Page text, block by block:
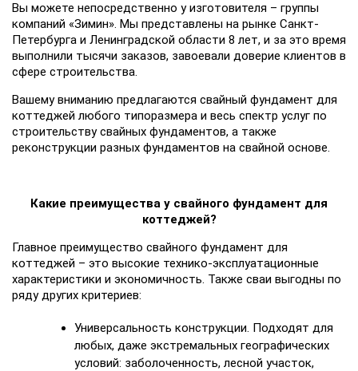
Вы можете непосредственно у изготовителя – группы
компаний «Зимин». Мы представлены на рынке Санкт-
Петербурга и Ленинградской области 8 лет, и за это время
выполнили тысячи заказов, завоевали доверие клиентов в
сфере строительства.
Вашему вниманию предлагаются свайный фундамент для
коттеджей любого типоразмера и весь спектр услуг по
строительству свайных фундаментов, а также
реконструкции разных фундаментов на свайной основе.
Какие преимущества у свайного фундамент для
коттеджей?
Главное преимущество свайного фундамент для
коттеджей – это высокие технико-эксплуатационные
характеристики и экономичность. Также сваи выгодны по
ряду других критериев:
Универсальность конструкции. Подходят для
любых, даже экстремальных географических
условий: заболоченность, лесной участок,